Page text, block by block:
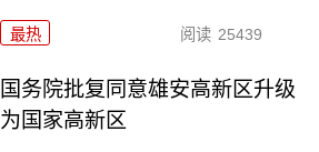
最热 阅读 25439
国务院批复同意雄安高新区升级
为国家高新区